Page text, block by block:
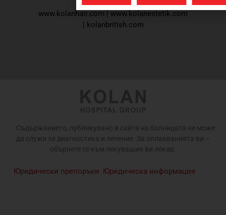
www.kolanhair.com | www.kolanestetik.com
| kolanbritish.com
Съдържанието, публикувано в сайта на болницата не може
да служи за диагностика и лечение. За оплакванията ви –
обърнете се към лекуващия ви лекар.
Юридически препоръки Юридическа информация